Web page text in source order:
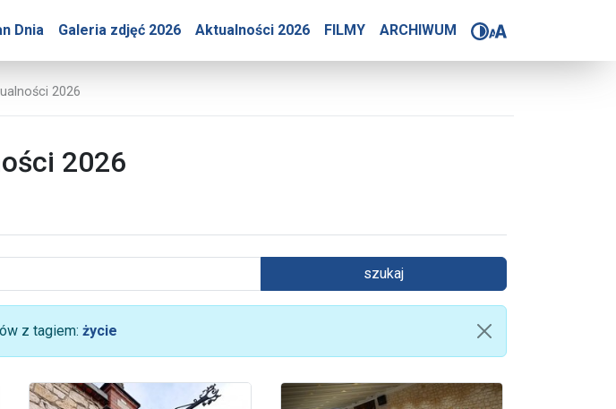
Dnia Galeria zdjęć 2026 Aktualności 2026 FILMY ARCHIWUM
2026
Jasnej Góry
2026
2026
szukaj
z tagiem: życie